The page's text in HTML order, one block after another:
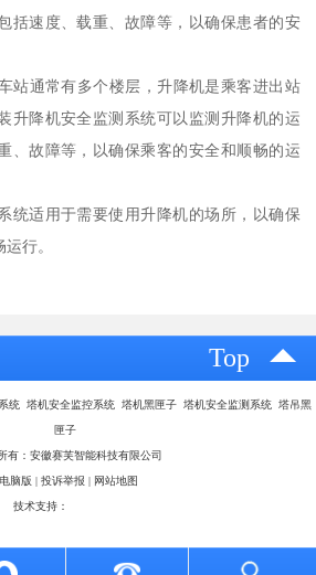
括速度、载重、故障等，以确保患者的安
站通常有多个楼层，升降机是乘客进出站
升降机安全监测系统可以监测升降机的运
、故障等，以确保乘客的安全和顺畅的运
统适用于需要使用升降机的场所，以确保
行。
Top
统 塔机安全监控系统 塔机黑匣子 塔机安全监测系统 塔吊黑
匣子
有：安徽赛芙智能科技有限公司
电脑版 投诉举报 网站地图
技术支持：